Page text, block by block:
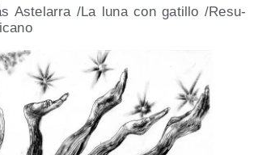
Aste­la­rra /​La luna con gati­llo /​Resu­